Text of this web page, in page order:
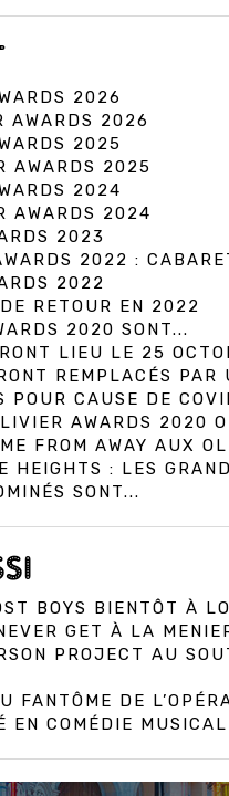
2026
AWARDS 2026
2025
AWARDS 2025
2024
AWARDS 2024
2023
2022 :
2022
RETOUR EN 2022
2020 SONT...
LIEU LE 25
REMPLACÉS PAR
POUR CAUSE DE
AWARDS 2020
FROM AWAY AUX
HEIGHTS : LES
SONT...
BOYS BIENTÔT À
GET À LA
PROJECT AU
DE
COMÉDIE